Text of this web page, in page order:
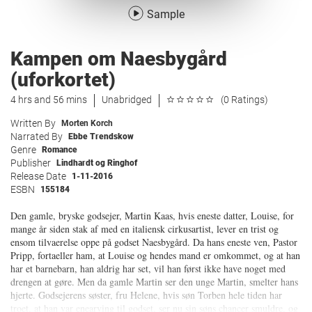
Sample
Kampen om Naesbygård
(uforkortet)
4 hrs and 56 mins Unabridged (0 Ratings)
Written By Morten Korch
Narrated By Ebbe Trendskow
Genre Romance
Publisher Lindhardt og Ringhof
Release Date 1-11-2016
ESBN 155184
Den gamle, bryske godsejer, Martin Kaas, hvis eneste datter, Louise, for
mange år siden stak af med en italiensk cirkusartist, lever en trist og
ensom tilvaerelse oppe på godset Naesbygård. Da hans eneste ven, Pastor
Pripp, fortaeller ham, at Louise og hendes mand er omkommet, og at han
har et barnebarn, han aldrig har set, vil han først ikke have noget med
drengen at gøre. Men da gamle Martin ser den unge Martin, smelter hans
hjerte. Godsejerens søster, fru Helene, hvis søn Torben hele tiden har
troet, at han var enearving til godset, ser nu sin søns chancer smuldre, og